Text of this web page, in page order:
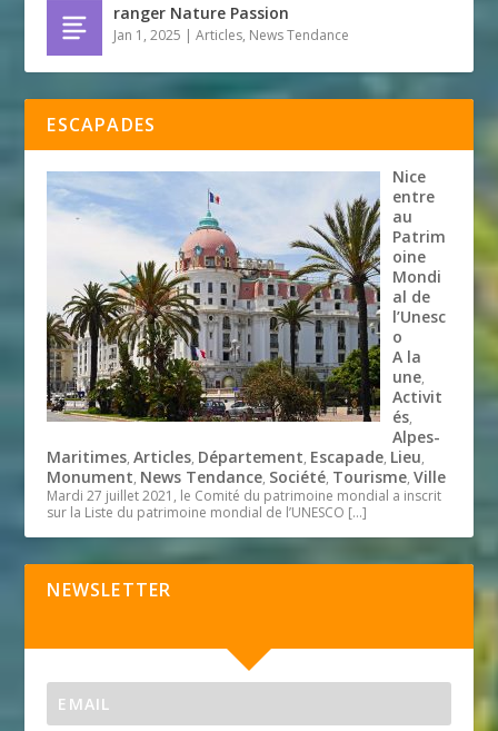
ranger Nature Passion
Jan 1, 2025 |Articles, News Tendance
ESCAPADES
Nice
entre
au
Patrim
oine
Mondi
al de
l’Unesc
o
A la
une,
Activit
és,
Alpes-
Maritimes,Articles, Département, Escapade, Lieu,
Monument, News Tendance, Société, Tourisme,Ville
Mardi 27 juillet 2021, le Comité du patrimoine mondial a inscrit
sur la Liste du patrimoine mondial de l’UNESCO […]
NEWSLETTER